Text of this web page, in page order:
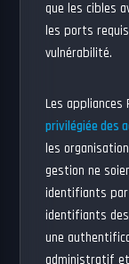
que les cibles
les ports
vulnérabilité.
Les
privilégiée des
les
gestion ne
identifiants
identifiants
une
administratif